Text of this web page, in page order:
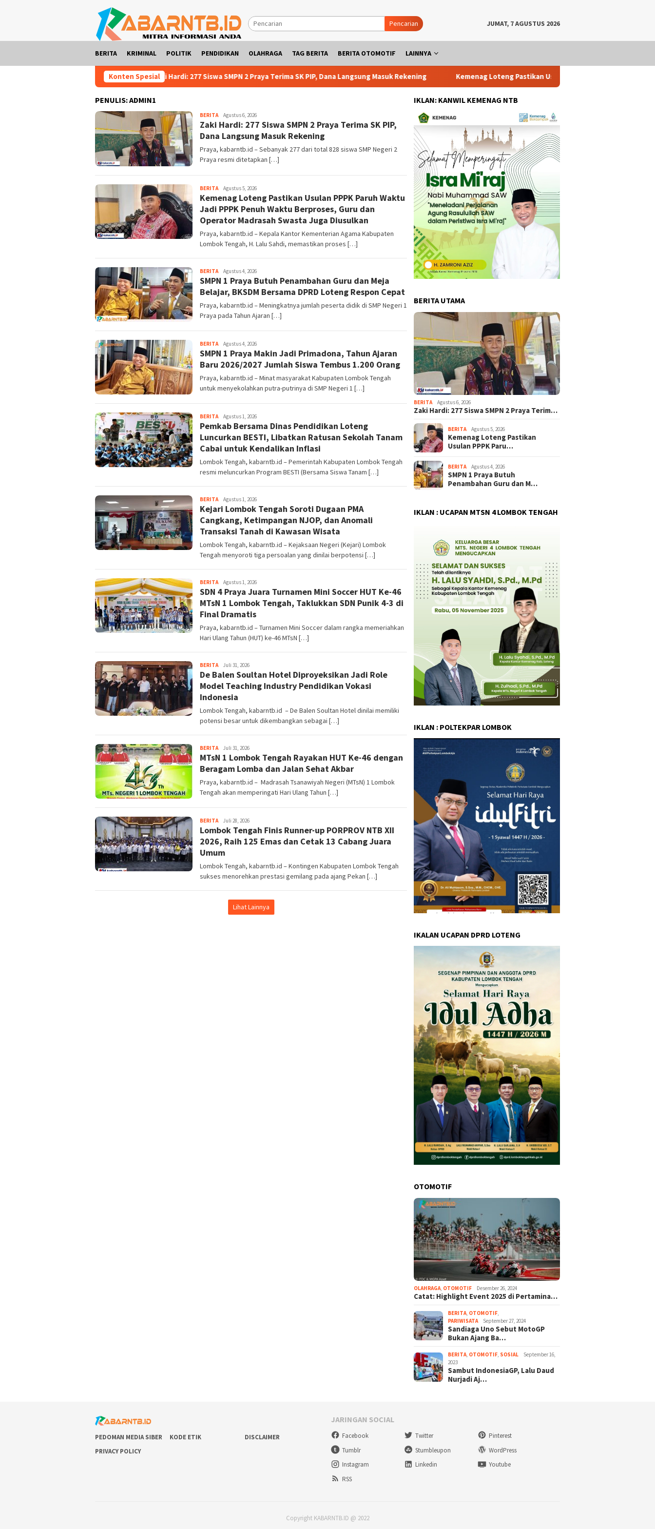
Pencarian JUMAT, 7 AGUSTUS 2026
BERITA KRIMINAL POLITIK PENDIDIKAN OLAHRAGA TAG BERITA BERITA OTOMOTIF LAINNYA
Konten Spesial
Zaki Hardi: 277 Siswa SMPN 2 Praya Terima SK PIP, Dana Langsung Masuk Rekening Kemenag Loteng Pastikan Usulan PPPK Paruh Waktu Jadi PPPK Penuh
PENULIS:ADMIN1
BERITAadmin1
Agustus 6, 2026
Zaki Hardi: 277 Siswa SMPN 2 Praya Terima SK PIP,
Dana Langsung Masuk Rekening
Praya, kabarntb.id – Sebanyak 277 dari total 828 siswa SMP Negeri 2
Praya resmi ditetapkan […]
BERITAadmin1
Agustus 5, 2026
Kemenag Loteng Pastikan Usulan PPPK Paruh Waktu
Jadi PPPK Penuh Waktu Berproses, Guru dan
Operator Madrasah Swasta Juga Diusulkan
Praya, kabarntb.id – Kepala Kantor Kementerian Agama Kabupaten
Lombok Tengah, H. Lalu Sahdi, memastikan proses […]
BERITAadmin1
Agustus 4, 2026
SMPN 1 Praya Butuh Penambahan Guru dan Meja
Belajar, BKSDM Bersama DPRD Loteng Respon Cepat
Praya, kabarntb.id – Meningkatnya jumlah peserta didik di SMP Negeri 1
Praya pada Tahun Ajaran […]
BERITAadmin1
Agustus 4, 2026
SMPN 1 Praya Makin Jadi Primadona, Tahun Ajaran
Baru 2026/2027 Jumlah Siswa Tembus 1.200 Orang
Praya, kabarntb.id – Minat masyarakat Kabupaten Lombok Tengah
untuk menyekolahkan putra-putrinya di SMP Negeri 1 […]
BERITAadmin1
Agustus 1, 2026
Pemkab Bersama Dinas Pendidikan Loteng
Luncurkan BESTI, Libatkan Ratusan Sekolah Tanam
Cabai untuk Kendalikan Inflasi
Lombok Tengah, kabarntb.id – Pemerintah Kabupaten Lombok Tengah
resmi meluncurkan Program BESTI (Bersama Siswa Tanam […]
BERITAadmin1
Agustus 1, 2026
Kejari Lombok Tengah Soroti Dugaan PMA
Cangkang, Ketimpangan NJOP, dan Anomali
Transaksi Tanah di Kawasan Wisata
Lombok Tengah, kabarntb.id – Kejaksaan Negeri (Kejari) Lombok
Tengah menyoroti tiga persoalan yang dinilai berpotensi […]
BERITAadmin1
Agustus 1, 2026
SDN 4 Praya Juara Turnamen Mini Soccer HUT Ke-46
MTsN 1 Lombok Tengah, Taklukkan SDN Punik 4-3 di
Final Dramatis
Praya, kabarntb.id – Turnamen Mini Soccer dalam rangka memeriahkan
Hari Ulang Tahun (HUT) ke-46 MTsN […]
BERITAadmin1
Juli 31, 2026
De Balen Soultan Hotel Diproyeksikan Jadi Role
Model Teaching Industry Pendidikan Vokasi
Indonesia
Lombok Tengah, kabarntb.id – De Balen Soultan Hotel dinilai memiliki
potensi besar untuk dikembangkan sebagai […]
BERITAadmin1
Juli 31, 2026
MTsN 1 Lombok Tengah Rayakan HUT Ke-46 dengan
Beragam Lomba dan Jalan Sehat Akbar
Praya, kabarntb.id – Madrasah Tsanawiyah Negeri (MTsN) 1 Lombok
Tengah akan memperingati Hari Ulang Tahun […]
BERITAadmin1
Juli 28, 2026
Lombok Tengah Finis Runner-up PORPROV NTB XII
2026, Raih 125 Emas dan Cetak 13 Cabang Juara
Umum
Lombok Tengah, kabarntb.id – Kontingen Kabupaten Lombok Tengah
sukses menorehkan prestasi gemilang pada ajang Pekan […]
Lihat Lainnya
IKLAN: KANWIL KEMENAG NTB
BERITA UTAMA
BERITA Agustus 6, 2026
Zaki Hardi: 277 Siswa SMPN 2 Praya Terim…
BERITA Agustus 5, 2026
Kemenag Loteng Pastikan
Usulan PPPK Paru…
BERITA Agustus 4, 2026
SMPN 1 Praya Butuh
Penambahan Guru dan M…
IKLAN : UCAPAN MTSN 4 LOMBOK TENGAH
IKLAN : POLTEKPAR LOMBOK
IKALAN UCAPAN DPRD LOTENG
OTOMOTIF
OLAHRAGA, OTOMOTIF Desember 26, 2024
Catat: Highlight Event 2025 di Pertamina…
BERITA, OTOMOTIF,
PARIWISATA
September 27, 2024
Sandiaga Uno Sebut MotoGP
Bukan Ajang Ba…
BERITA, OTOMOTIF, SOSIAL
September 16,
2023
Sambut IndonesiaGP, Lalu Daud
Nurjadi Aj…
PEDOMAN MEDIA SIBER KODE ETIK
DISCLAIMER
PRIVACY POLICY
JARINGAN SOCIAL
Facebook Twitter
Pinterest
Tumblr
Stumbleupon
WordPress
Instagram
Linkedin
Youtube
RSS
Copyright KABARNTB.ID @ 2022